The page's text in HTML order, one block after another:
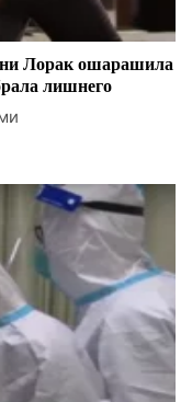
Лорак ошарашила
лишнего